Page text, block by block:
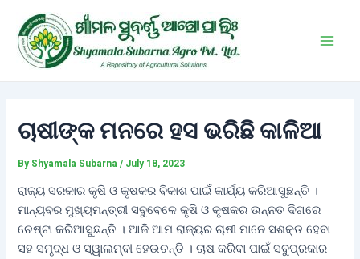
content
ଚାଷୀଙ୍କ ମନରେ ହସ ଭରିଛି କାଳିଆ
By Shyamala Subarna/ July 18, 2023
ରାଜ୍ୟ ସରକାର କୃଷି ଓ କୃଷକର ବିକାଶ ପାଇଁ କାର୍ଯ୍ୟ କରିଆସୁଛନ୍ତି ।
ମାନ୍ୟବର ମୁଖ୍ୟମନ୍ତ୍ରୀ ସବୁବେଳେ କୃଷି ଓ କୃଷକର ଉନ୍ନତ ଦିଗରେ
ଚେଷ୍ଟା କରିଆସୁଛନ୍ତି । ଆଜି ଆମ ରାଜ୍ୟର ଚାଷୀ ମାନେ ସଶକ୍ତ ହେବା
ସହ ସମୃଦ୍ଧ ଓ ସ୍ୱାଲମ୍ବୀ ହେଉଚନ୍ତି । ଚାଷ କରିବା ପାଇଁ ସବୁପ୍ରକାର
navigation